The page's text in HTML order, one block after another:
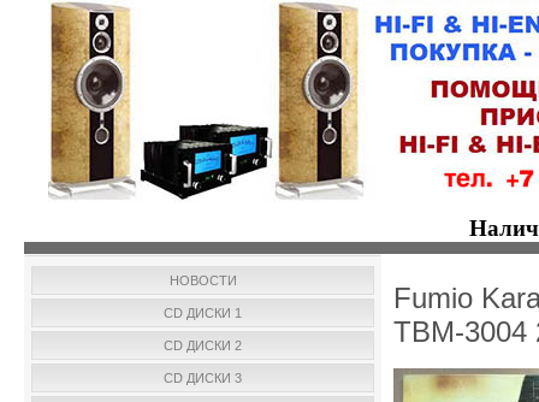
НОВОСТИ
CD ДИСКИ 1
CD ДИСКИ 2
CD ДИСКИ 3
Fumio
TBM-